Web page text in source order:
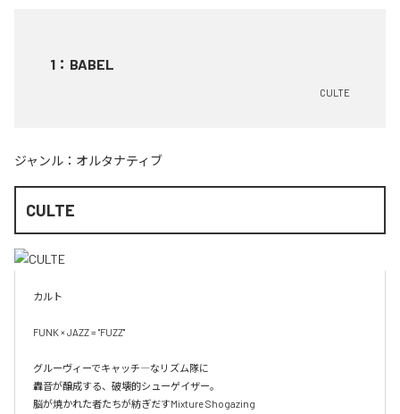
1 ： BABEL
CULTE
ジャンル： オルタナティブ
CULTE
カルト
FUNK × JAZZ = "FUZZ"
グルーヴィーでキャッチ―なリズム隊に
轟音が醸成する、破壊的シューゲイザー。
脳が焼かれた者たちが紡ぎだすMixture Shogazing